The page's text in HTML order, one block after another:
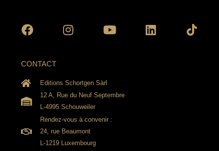
CONTACT
Editions Schortgen Sàrl
12 A, Rue du Neuf Septembre
L-4995 Schouweiler
Rendez-vous à convenir :
24, rue Beaumont
L-1219 Luxembourg